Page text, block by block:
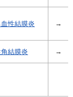
性結膜炎 →
結膜炎 →